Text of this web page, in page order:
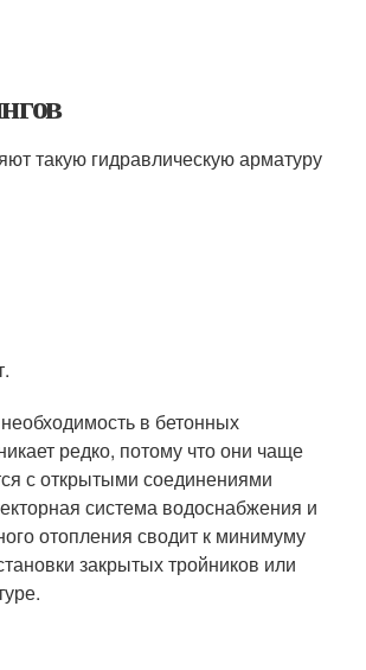
такую гидравлическую арматуру
в бетонных
редко, потому что они чаще
с открытыми соединениями
система водоснабжения и
отопления сводит к минимуму
закрытых тройников или